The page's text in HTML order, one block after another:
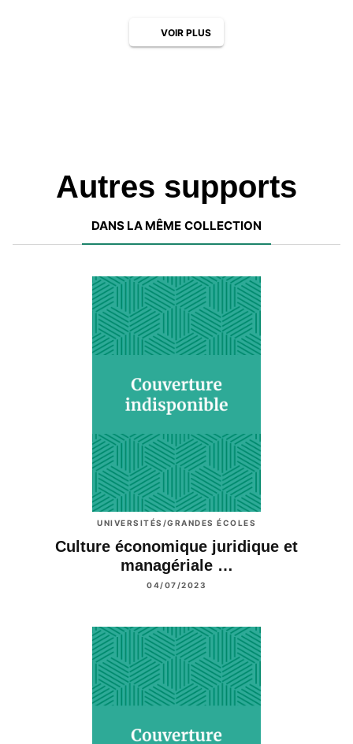
VOIR PLUS
Autres supports
DANS LA MÊME COLLECTION
UNIVERSITÉS/GRANDES ÉCOLES
Culture économique juridique et
managériale …
04/07/2023